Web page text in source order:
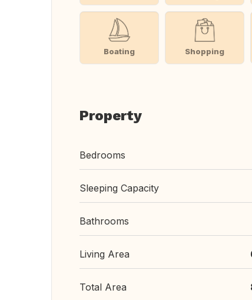
Boating Shopping
Property
Bedrooms
Sleeping Capacity
Bathrooms
Living Area
Total Area